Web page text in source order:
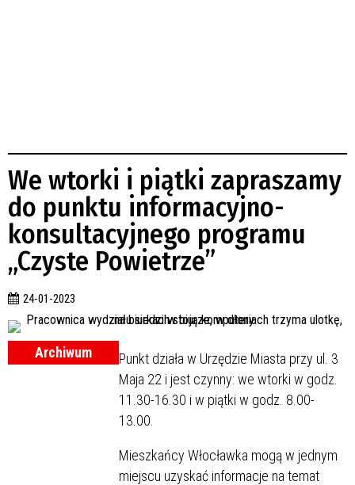
We wtorki i piątki zapraszamy
do punktu informacyjno-
konsultacyjnego programu
„Czyste Powietrze”
24-01-2023
Archiwum
Punkt działa w Urzędzie Miasta przy ul. 3
Maja 22 i jest czynny: we wtorki w godz.
11.30-16.30 i w piątki w godz. 8.00-
13.00.
Mieszkańcy Włocławka mogą w jednym
miejscu uzyskać informacje na temat